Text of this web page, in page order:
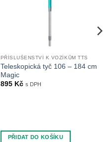
PŘÍSLUŠENSTVÍ K VOZÍKŮM TTS
Teleskopická tyč 106 – 184 cm
Magic
895 Kč s DPH
PŘIDAT DO KOŠÍKU